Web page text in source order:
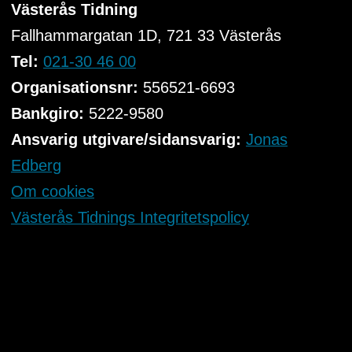
Västerås Tidning
Fallhammargatan 1D, 721 33Västerås
Tel: 021-30 46 00
Organisationsnr: 556521-6693
Bankgiro: 5222-9580
Ansvarig utgivare/sidansvarig: Jonas
Edberg
Om cookies
Västerås Tidnings Integritetspolicy